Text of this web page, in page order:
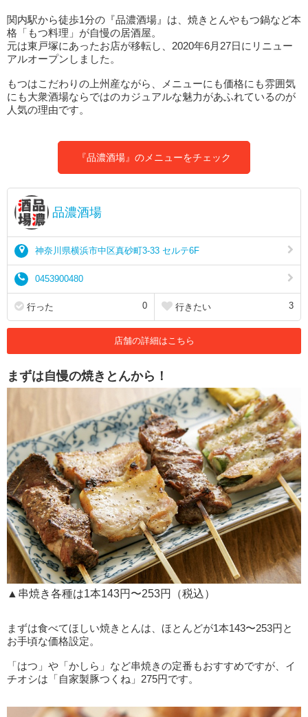
関内駅から徒歩1分の『品濃酒場』は、焼きとんやもつ鍋など本
格「もつ料理」が自慢の居酒屋。
元は東戸塚にあったお店が移転し、2020年6月27日にリニュー
アルオープンしました。
もつはこだわりの上州産ながら、メニューにも価格にも雰囲気
にも大衆酒場ならではのカジュアルな魅力があふれているのが
人気の理由です。
『品濃酒場』のメニューをチェック
品濃酒場
神奈川県横浜市中区真砂町3-33 セルテ6F
0453900480
行った 0 行きたい 3
店舗の詳細はこちら
まずは自慢の焼きとんから！
▲串焼き各種は1本143円〜253円（税込）
まずは食べてほしい焼きとんは、ほとんどが1本143〜253円と
お手頃な価格設定。
「はつ」や「かしら」など串焼きの定番もおすすめですが、イ
チオシは「自家製豚つくね」275円です。